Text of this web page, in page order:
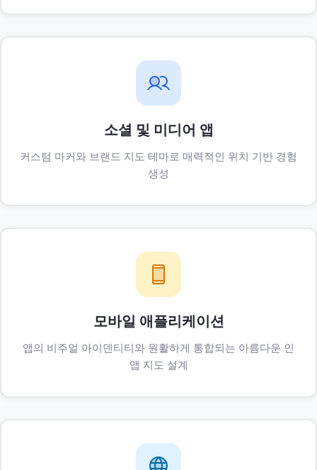
소셜 및 미디어 앱
커스텀 마커와 브랜드 지도 테마로 매력적인 위치 기반 경험
생성
모바일 애플리케이션
앱의 비주얼 아이덴티티와 원활하게 통합되는 아름다운 인
앱 지도 설계